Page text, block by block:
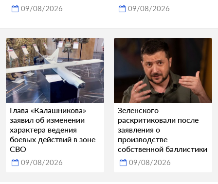
09/08/2026 09/08/2026
Глава «Калашникова»
заявил об изменении
характера ведения
боевых действий в зоне
СВО
09/08/2026
Зеленского
раскритиковали после
заявления о
производстве
собственной баллистики
09/08/2026